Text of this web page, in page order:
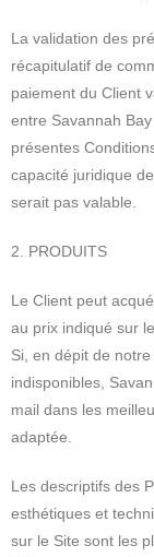
La validation des
récapitulatif de
paiement du Client
entre Savannah
présentes
capacité juridique
serait pas valable.
2. PRODUITS
Le Client peut
au prix indiqué sur
Si, en dépit de
indisponibles,
mail dans les
adaptée.
Les descriptifs des
esthétiques et
sur le Site sont les